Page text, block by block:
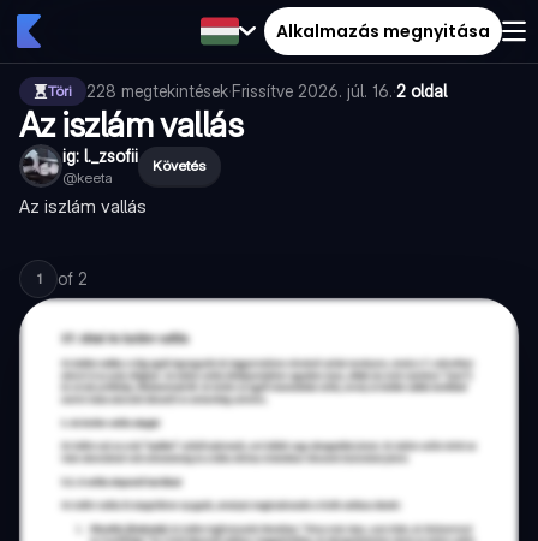
Alkalmazás megnyitása
Töri 228 megtekintések·Frissítve 2026. júl. 16.·2 oldal
Az iszlám vallás
ig: l._zsofii
@keeta
Követés
Az iszlám vallás
1 of 2